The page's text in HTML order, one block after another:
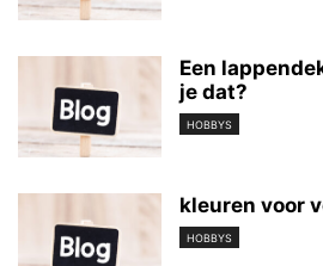
Een
je dat?
HOBBYS
kleuren voor
HOBBYS